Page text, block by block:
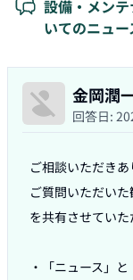
設備・メン
いてのニュ
金岡潤
回答日:
ご相談いただき
ご質問いただい
を共有させていた
・「ニュース」